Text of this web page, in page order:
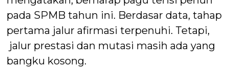
pada SPMB tahun ini. Berdasar data, tahap
pertama jalur afirmasi terpenuhi. Tetapi,
jalur prestasi dan mutasi masih ada yang
bangku kosong.